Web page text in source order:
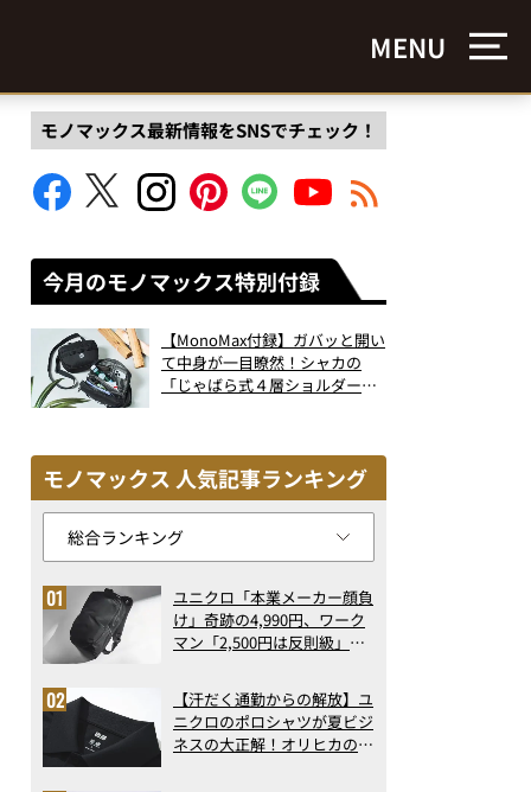
MENU
モノマックス最新情報をSNSでチェック！
今月のモノマックス特別付録
【MonoMax付録】ガバッと開い
て中身が一目瞭然！シャカの
「じゃばら式４層ショルダーバ
モノマックス 人気記事ランキング
ユニクロ「本業メーカー顔負
け」奇跡の4,990円、ワーク
マン「2,500円は反則級」凄
ト3】（2026年6月版）
【汗だく通勤からの解放】ユ
ニクロのポロシャツが夏ビジ
ネスの大正解！オリヒカの透